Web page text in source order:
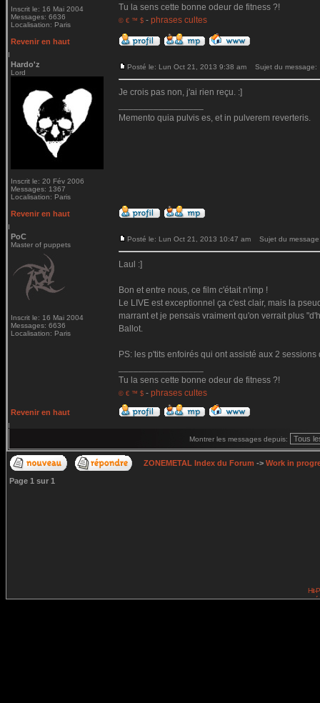
Inscrit le: 16 Mai 2004
Messages: 6636
Localisation: Paris
Tu la sens cette bonne odeur de fitness ?!
© € ™ $ - phrases cultes
Revenir en haut
Hardo'z
Lord
Inscrit le: 20 Fév 2006
Messages: 1367
Localisation: Paris
Posté le: Lun Oct 21, 2013 9:38 am Sujet du message:
Je crois pas non, j'ai rien reçu. :]
Memento quia pulvis es, et in pulverem reverteris.
Revenir en haut
PoC
Master of puppets
Inscrit le: 16 Mai 2004
Messages: 6636
Localisation: Paris
Posté le: Lun Oct 21, 2013 10:47 am Sujet du
Laul :]
Bon et entre nous, ce film c'était n'imp !
Le LIVE est exceptionnel ça c'est clair, mais la
marrant et je pensais vraiment qu'on verrait plus
Ballot.
PS: les p'tits enfoirés qui ont assisté aux 2
Tu la sens cette bonne odeur de fitness ?!
© € ™ $ - phrases cultes
Revenir en haut
Montrer les messages depuis:
ZONEMETAL Index du Forum -> Work in
Page 1 sur 1